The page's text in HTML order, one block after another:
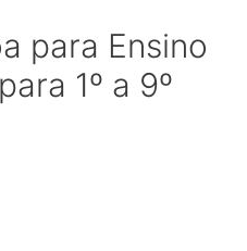
para Ensino
1º a 9º